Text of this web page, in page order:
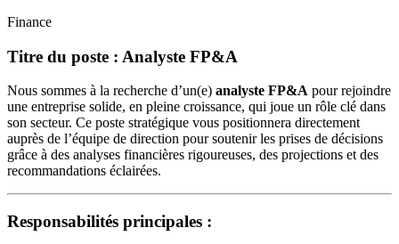
Finance
Titre du poste : Analyste FP&A
Nous sommes à la recherche d’un(e) analyste FP&A pour rejoindre
une entreprise solide, en pleine croissance, qui joue un rôle clé dans
son secteur. Ce poste stratégique vous positionnera directement
auprès de l’équipe de direction pour soutenir les prises de décisions
grâce à des analyses financières rigoureuses, des projections et des
recommandations éclairées.
Responsabilités principales :